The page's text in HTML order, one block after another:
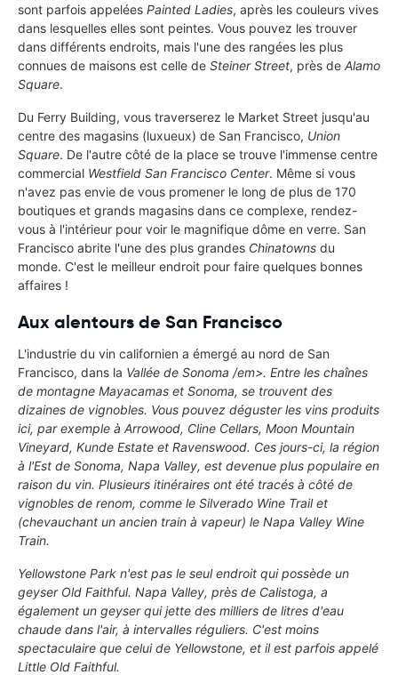
sont parfois appelées Painted Ladies, après les couleurs vives
dans lesquelles elles sont peintes. Vous pouvez les trouver
dans différents endroits, mais l'une des rangées les plus
connues de maisons est celle de Steiner Street, près de Alamo
Square.
Du Ferry Building, vous traverserez le Market Street jusqu'au
centre des magasins (luxueux) de San Francisco, Union
Square. De l'autre côté de la place se trouve l'immense centre
commercial Westfield San Francisco Center. Même si vous
n'avez pas envie de vous promener le long de plus de 170
boutiques et grands magasins dans ce complexe, rendez-
vous à l'intérieur pour voir le magnifique dôme en verre. San
Francisco abrite l'une des plus grandes Chinatowns du
monde. C'est le meilleur endroit pour faire quelques bonnes
affaires !
Aux alentours de San Francisco
L'industrie du vin californien a émergé au nord de San
Francisco, dans la Vallée de Sonoma /em>. Entre les chaînes
de montagne Mayacamas et Sonoma, se trouvent des
dizaines de vignobles. Vous pouvez déguster les vins produits
ici, par exemple à Arrowood, Cline Cellars, Moon Mountain
Vineyard, Kunde Estate et Ravenswood. Ces jours-ci, la région
à l'Est de Sonoma, Napa Valley, est devenue plus populaire en
raison du vin. Plusieurs itinéraires ont été tracés à côté de
vignobles de renom, comme le Silverado Wine Trailet
(chevauchant un ancien train à vapeur) le Napa Valley Wine
Train.
Yellowstone Park n'est pas le seul endroit qui possède un
geyser Old Faithful. Napa Valley, près de Calistoga, a
également un geyser qui jette des milliers de litres d'eau
chaude dans l'air, à intervalles réguliers. C'est moins
spectaculaire que celui de Yellowstone, et il est parfois appelé
Little Old Faithful.